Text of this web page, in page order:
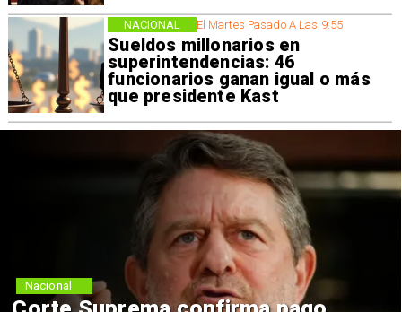
El Martes Pasado A Las 9:55
Sueldos millonarios en
superintendencias: 46
funcionarios ganan igual o más
que presidente Kast
NACIONAL
Nacional